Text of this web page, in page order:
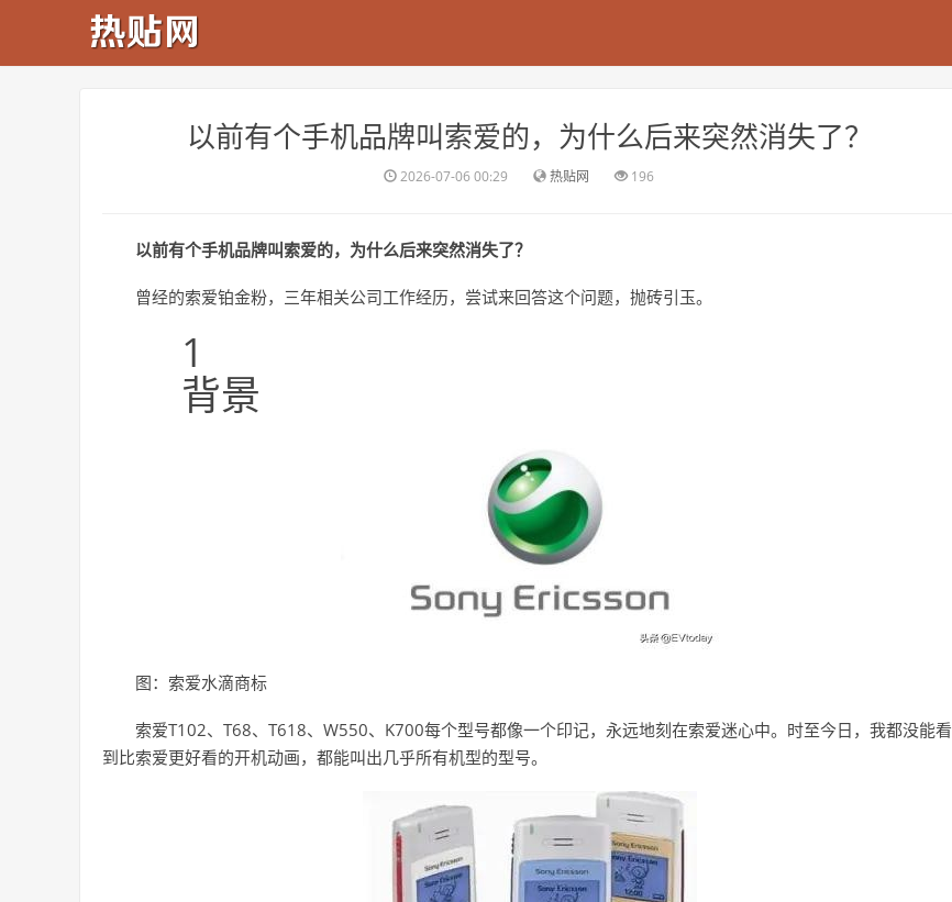
​以前有个手机品牌叫索爱的，为什么后来突然消失了？
2026-07-06 00:29 热贴网 196
以前有个手机品牌叫索爱的，为什么后来突然消失了？
曾经的索爱铂金粉，三年相关公司工作经历，尝试来回答这个问题，抛砖引玉。
1
背景
图：索爱水滴商标
索爱T102、T68、T618、W550、K700每个型号都像一个印记，永远地刻在索爱迷心中。时至今日，我都没能看
到比索爱更好看的开机动画，都能叫出几乎所有机型的型号。